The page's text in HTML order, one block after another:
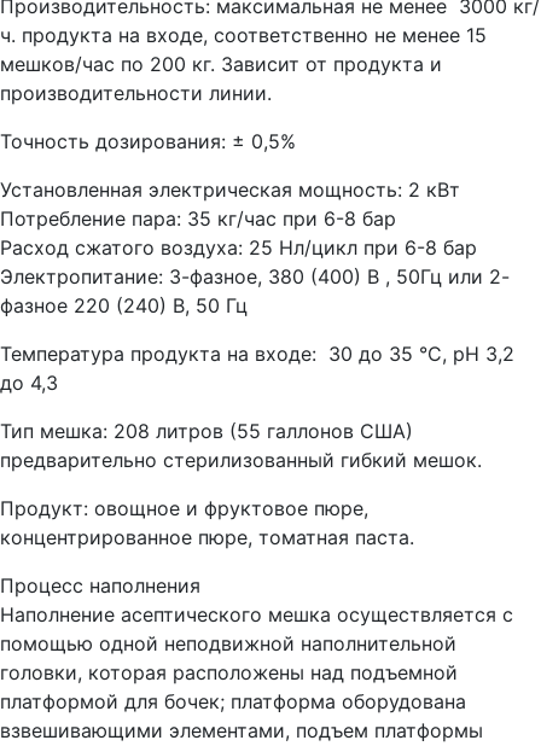
Производительность: максимальная не менее 3000 кг/
ч. продукта на входе, соответственно не менее 15
мешков/час по 200 кг. Зависит от продукта и
производительности линии.
Точность дозирования: ± 0,5%
Установленная электрическая мощность: 2 кВт
Потребление пара: 35 кг/час при 6-8 бар
Расход сжатого воздуха: 25 Нл/цикл при 6-8 бар
Электропитание: 3-фазное, 380 (400) В , 50Гц или 2-
фазное 220 (240) В, 50 Гц
Температура продукта на входе: 30 до 35 °С, рН 3,2
до 4,3
Тип мешка: 208 литров (55 галлонов США)
предварительно стерилизованный гибкий мешок.
Продукт: овощное и фруктовое пюре,
концентрированное пюре, томатная паста.
Процесс наполнения
Наполнение асептического мешка осуществляется с
помощью одной неподвижной наполнительной
головки, которая расположены над подъемной
платформой для бочек; платформа оборудована
взвешивающими элементами, подъем платформы